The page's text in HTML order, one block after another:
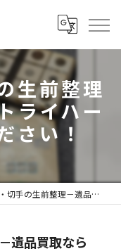
生前整理
ライハー
さい！
－遺品買取なら【トライハート】にお任せください！
遺品買取なら